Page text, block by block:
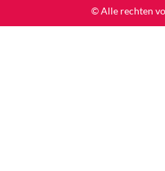
© Alle rechten